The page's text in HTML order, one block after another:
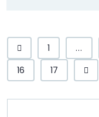
1 ...
16
17